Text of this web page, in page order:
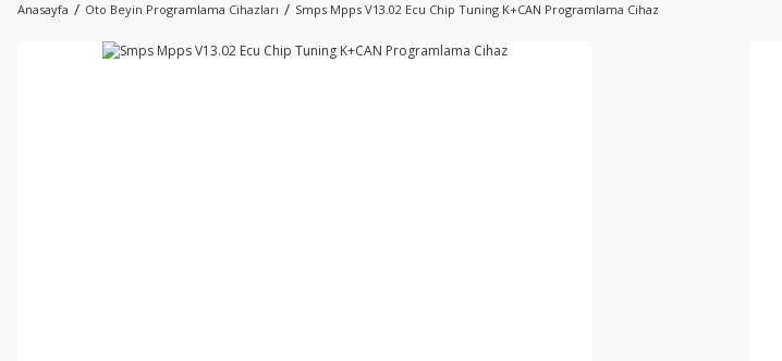
Anasayfa Oto Beyin Programlama Cihazları Smps Mpps V13.02 Ecu Chip Tuning K+CAN Programlama Cihaz